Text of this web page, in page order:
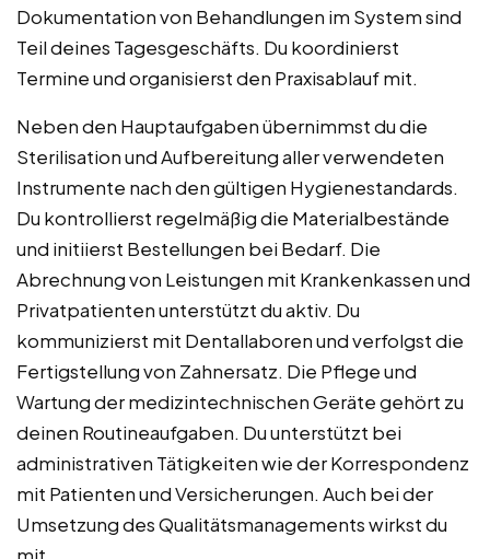
Dokumentation von Behandlungen im System sind
Teil deines Tagesgeschäfts. Du koordinierst
Termine und organisierst den Praxisablauf mit.
Neben den Hauptaufgaben übernimmst du die
Sterilisation und Aufbereitung aller verwendeten
Instrumente nach den gültigen Hygienestandards.
Du kontrollierst regelmäßig die Materialbestände
und initiierst Bestellungen bei Bedarf. Die
Abrechnung von Leistungen mit Krankenkassen und
Privatpatienten unterstützt du aktiv. Du
kommunizierst mit Dentallaboren und verfolgst die
Fertigstellung von Zahnersatz. Die Pflege und
Wartung der medizintechnischen Geräte gehört zu
deinen Routineaufgaben. Du unterstützt bei
administrativen Tätigkeiten wie der Korrespondenz
mit Patienten und Versicherungen. Auch bei der
Umsetzung des Qualitätsmanagements wirkst du